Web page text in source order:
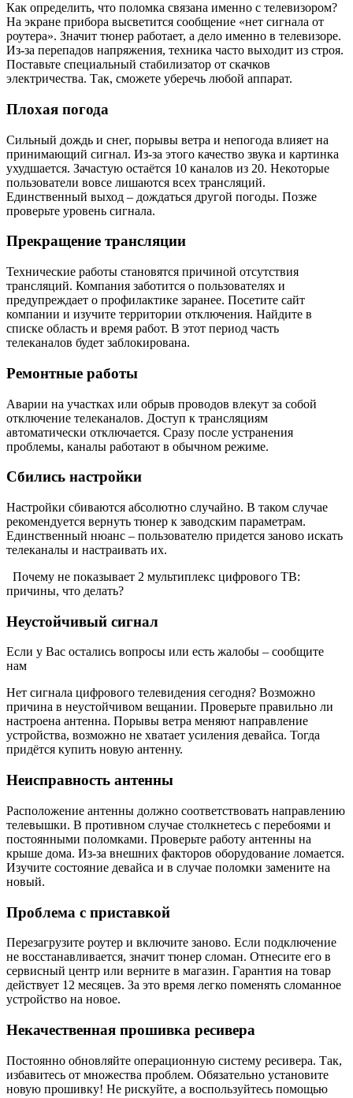
Как определить, что поломка связана именно с телевизором?
На экране прибора высветится сообщение «нет сигнала от
роутера». Значит тюнер работает, а дело именно в телевизоре.
Из-за перепадов напряжения, техника часто выходит из строя.
Поставьте специальный стабилизатор от скачков
электричества. Так, сможете уберечь любой аппарат.
Плохая погода
Сильный дождь и снег, порывы ветра и непогода влияет на
принимающий сигнал. Из-за этого качество звука и картинка
ухудшается. Зачастую остаётся 10 каналов из 20. Некоторые
пользователи вовсе лишаются всех трансляций.
Единственный выход – дождаться другой погоды. Позже
проверьте уровень сигнала.
Прекращение трансляции
Технические работы становятся причиной отсутствия
трансляций. Компания заботится о пользователях и
предупреждает о профилактике заранее. Посетите сайт
компании и изучите территории отключения. Найдите в
списке область и время работ. В этот период часть
телеканалов будет заблокирована.
Ремонтные работы
Аварии на участках или обрыв проводов влекут за собой
отключение телеканалов. Доступ к трансляциям
автоматически отключается. Сразу после устранения
проблемы, каналы работают в обычном режиме.
Сбились настройки
Настройки сбиваются абсолютно случайно. В таком случае
рекомендуется вернуть тюнер к заводским параметрам.
Единственный нюанс – пользователю придется заново искать
телеканалы и настраивать их.
Почему не показывает 2 мультиплекс цифрового ТВ:
причины, что делать?
Неустойчивый сигнал
Если у Вас остались вопросы или есть жалобы – сообщите
нам
Нет сигнала цифрового телевидения сегодня? Возможно
причина в неустойчивом вещании. Проверьте правильно ли
настроена антенна. Порывы ветра меняют направление
устройства, возможно не хватает усиления девайса. Тогда
придётся купить новую антенну.
Неисправность антенны
Расположение антенны должно соответствовать направлению
телевышки. В противном случае столкнетесь с перебоями и
постоянными поломками. Проверьте работу антенны на
крыше дома. Из-за внешних факторов оборудование ломается.
Изучите состояние девайса и в случае поломки замените на
новый.
Проблема с приставкой
Перезагрузите роутер и включите заново. Если подключение
не восстанавливается, значит тюнер сломан. Отнесите его в
сервисный центр или верните в магазин. Гарантия на товар
действует 12 месяцев. За это время легко поменять сломанное
устройство на новое.
Некачественная прошивка ресивера
Постоянно обновляйте операционную систему ресивера. Так,
избавитесь от множества проблем. Обязательно установите
новую прошивку! Не рискуйте, а воспользуйтесь помощью